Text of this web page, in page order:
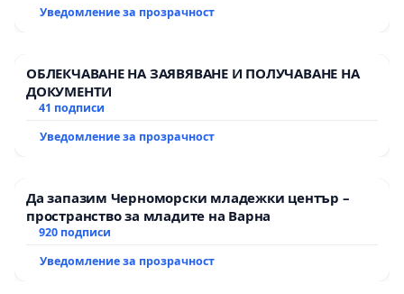
Уведомление за прозрачност
ОБЛЕКЧАВАНЕ НА ЗАЯВЯВАНЕ И ПОЛУЧАВАНЕ НА
ДОКУМЕНТИ
41 подписи
Уведомление за прозрачност
Да запазим Черноморски младежки център –
пространство за младите на Варна
920 подписи
Уведомление за прозрачност